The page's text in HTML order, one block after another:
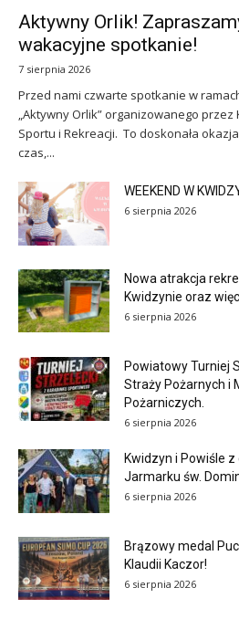
Aktywny Orlik!
wakacyjne spotkanie!
7 sierpnia 2026
Przed nami czwarte spotkanie w
„Aktywny Orlik” organizowanego
Sportu i Rekreacji. To doskonała
czas,...
WEEKEND W
6 sierpnia 2026
Nowa atrakcja
Kwidzynie oraz
6 sierpnia 2026
Powiatowy Turniej
Straży Pożarnych i
Pożarniczych.
6 sierpnia 2026
Kwidzyn i Powiśle
Jarmarku św.
6 sierpnia 2026
Brązowy medal
Klaudii Kaczor!
6 sierpnia 2026